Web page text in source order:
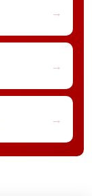
→
→
→